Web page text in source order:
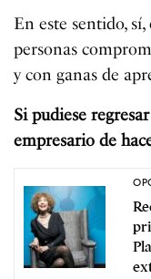
En este sentido,
personas
y con ganas de
Si pudiese
empresario de